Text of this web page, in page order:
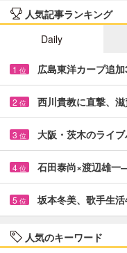
人気記事ランキング
Daily
1 位 広島東洋カープ追
2 位 西川貴教に直撃、
3 位 大阪・茨木のライ
4 位 石田泰尚×渡辺雄
5 位 坂本冬美、歌手生
人気のキーワード